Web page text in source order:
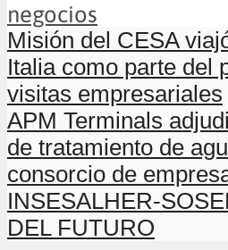
negocios
Misión del CESA
Italia como parte del
visitas empresariales
APM Terminals
de tratamiento de
consorcio de
INSESALHER-
DEL FUTURO